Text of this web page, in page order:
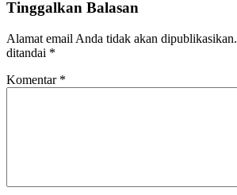
Tinggalkan Balasan
Alamat email Anda tidak akan dipublikasikan.
ditandai *
Komentar *